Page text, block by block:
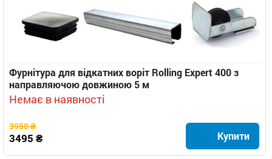
Фурнітура для відкатних воріт Rolling Expert 400 з
направляючою довжиною 5 м
Немає в наявності
3950 ₴
3495 ₴ Купити